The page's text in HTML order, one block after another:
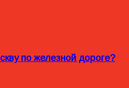
по железной дороге?